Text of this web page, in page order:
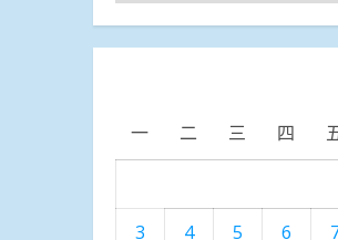
聞
分
一 二 三 四
3
4 5 6